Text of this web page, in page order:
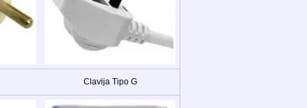
Clavija Tipo G